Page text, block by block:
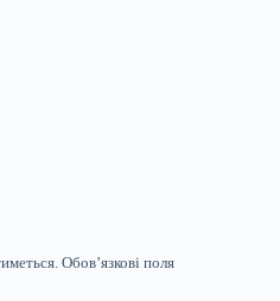
Обов’язкові поля